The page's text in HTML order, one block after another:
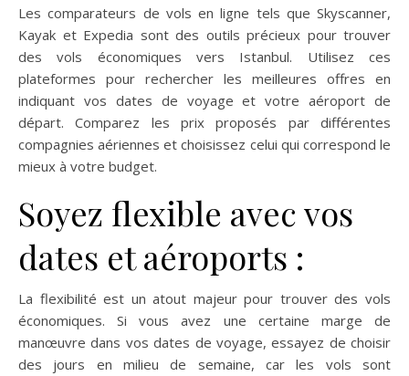
Les comparateurs de vols en ligne tels que Skyscanner,
Kayak et Expedia sont des outils précieux pour trouver
des vols économiques vers Istanbul. Utilisez ces
plateformes pour rechercher les meilleures offres en
indiquant vos dates de voyage et votre aéroport de
départ. Comparez les prix proposés par différentes
compagnies aériennes et choisissez celui qui correspond le
mieux à votre budget.
Soyez flexible avec vos
dates et aéroports :
La flexibilité est un atout majeur pour trouver des vols
économiques. Si vous avez une certaine marge de
manœuvre dans vos dates de voyage, essayez de choisir
des jours en milieu de semaine, car les vols sont